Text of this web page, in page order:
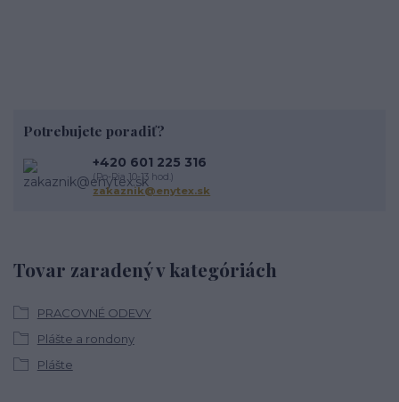
Tovar zaradený v kategóriách
PRACOVNÉ ODEVY
Plášte a rondony
Plášte
Potrebujete poradiť?
+420 601 225 316
(Po-Pia 10-13 hod.)
zakaznik@enytex.sk